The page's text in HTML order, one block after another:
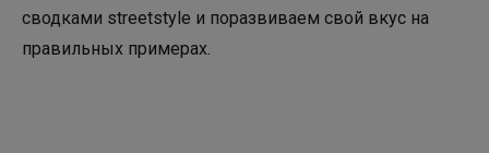
сводками streetstyle и поразвиваем свой вкус на
правильных примерах.